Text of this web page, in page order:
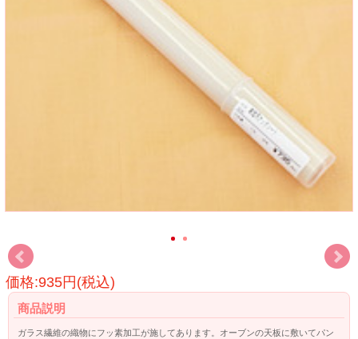
価格:935円(税込)
商品説明
ガラス繊維の織物にフッ素加工が施してあります。オーブンの天板に敷いてパン